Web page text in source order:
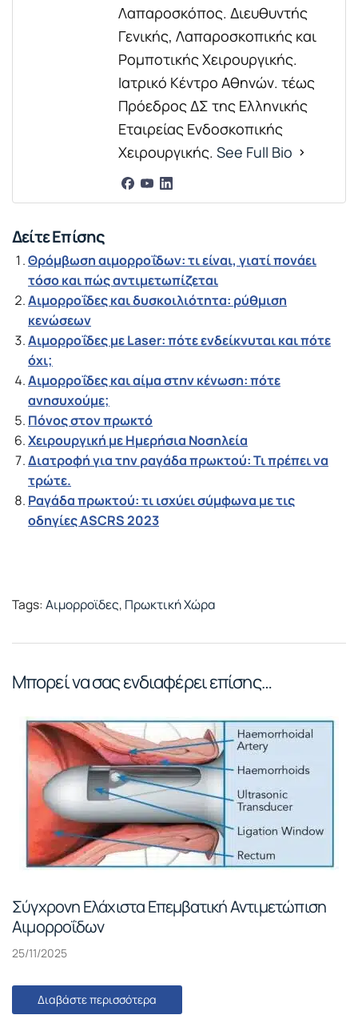
Λαπαροσκόπος. Διευθυντής
Γενικής, Λαπαροσκοπικής και
Ρομποτικής Χειρουργικής.
Ιατρικό Κέντρο Αθηνών. τέως
Πρόεδρος ΔΣ της Ελληνικής
Εταιρείας Ενδοσκοπικής
Χειρουργικής. See Full Bio
Δείτε Επίσης
Θρόμβωση αιμορροΐδων: τι είναι, γιατί πονάει
τόσο και πώς αντιμετωπίζεται
Αιμορροΐδες και δυσκοιλιότητα: ρύθμιση
κενώσεων
Αιμορροΐδες με Laser: πότε ενδείκνυται και πότε
όχι;
Αιμορροΐδες και αίμα στην κένωση: πότε
ανησυχούμε;
Πόνος στον πρωκτό
Χειρουργική με Ημερήσια Νοσηλεία
Διατροφή για την ραγάδα πρωκτού: Τι πρέπει να
τρώτε.
Ραγάδα πρωκτού: τι ισχύει σύμφωνα με τις
οδηγίες ASCRS 2023
Tags: Αιμορροϊδες, Πρωκτική Χώρα
Μπορεί να σας ενδιαφέρει επίσης…
Σύγχρονη Ελάχιστα Επεμβατική Αντιμετώπιση
Αιμορροΐδων
25/11/2025
Διαβάστε περισσότερα